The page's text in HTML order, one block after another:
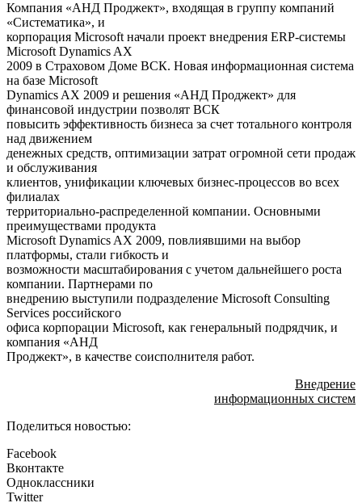
Компания «АНД Проджект», входящая в группу компаний
«Систематика», и
корпорация Microsoft начали проект внедрения ERP-системы
Microsoft Dynamics AX
2009 в Страховом Доме ВСК. Новая информационная система
на базе Microsoft
Dynamics AX 2009 и решения «АНД Проджект» для
финансовой индустрии позволят ВСК
повысить эффективность бизнеса за счет тотального контроля
над движением
денежных средств, оптимизации затрат огромной сети продаж
и обслуживания
клиентов, унификации ключевых бизнес-процессов во всех
филиалах
территориально-распределенной компании. Основными
преимуществами продукта
Microsoft Dynamics AX 2009, повлиявшими на выбор
платформы, стали гибкость и
возможности масштабирования с учетом дальнейшего роста
компании. Партнерами по
внедрению выступили подразделение Microsoft Consulting
Services российского
офиса корпорации Microsoft, как генеральный подрядчик, и
компания «АНД
Проджект», в качестве соисполнителя работ.
Внедрение
информационных систем
Поделиться новостью:
Facebook
Вконтакте
Одноклассники
Twitter